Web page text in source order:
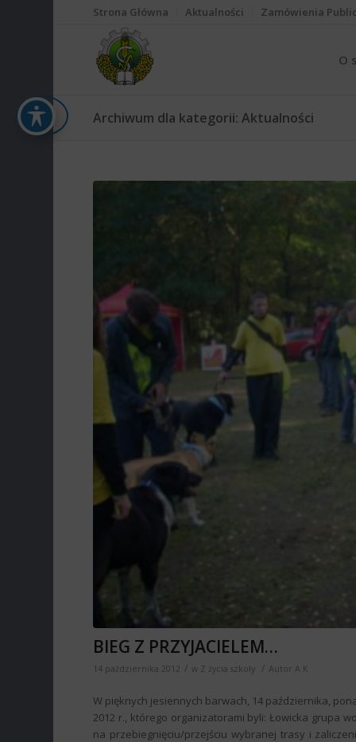
Strona Główna Aktualności Zamówienia
O
Archiwum dla kategorii: Aktualności
BIEG Z PRZYJACIELEM…
14 października 2012 / w Z życia szkoły / Autor A K
W pięknych jesiennych barwach, 14 października,
2012 r., którego organizatorami byli: Łowicka grupa
na przebiegnięciu/przejściu wybranej trasy i